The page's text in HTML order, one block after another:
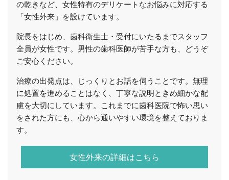
の乾きなど、女性特有のデリケートなお悩みに対応する
「女性外来」を設けています。
院長をはじめ、歯科衛生士・受付にいたるまでスタッフ
全員が女性です。男性の歯科医師が苦手な方も、どうぞ
ご安心ください。
治療の出発点は、じっくりとお話を伺うことです。無理
に処置を進めることはなく、丁寧な説明ときめ細かな配
慮を大切にしています。これまでに歯科医院で怖い思い
をされた方にも、心から通いやすい環境を整えておりま
す。
女性外来の詳細はこちら